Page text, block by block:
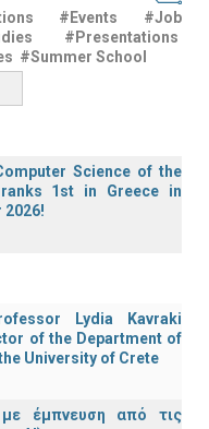
#Events
#Job
#Presentations
#Summer School
Science of the
1st in Greece in
2026!
Lydia Kavraki
of the Department of
University of Crete
έμπνευση από τις